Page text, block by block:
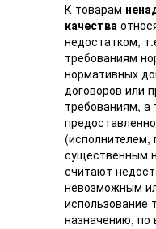
К товарам
качества
недостатком,
требованиям
нормативных
договоров или
требованиям,
(исполнителем,
существенным
считают
невозможным
использование
назначению, по